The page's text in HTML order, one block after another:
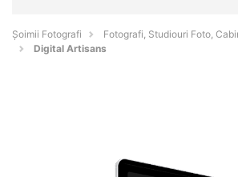
Șoimii Fotografi
Fotografi, Studiouri Foto,
Digital Artisans